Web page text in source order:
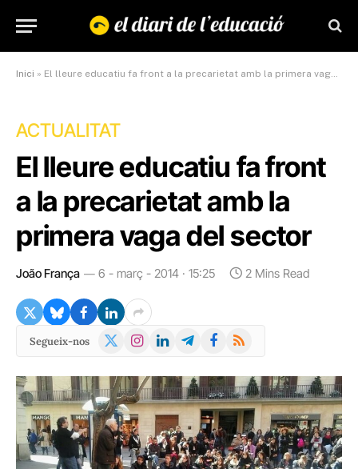
Inici » El lleure educatiu fa front a la precarietat amb la primera vaga del sector
ACTUALITAT
El lleure educatiu fa front
a la precarietat amb la
primera vaga del sector
João França 6 - març - 2014 · 15:25 2 Mins Read
Segueix-nos
X
Instagram
LinkedInTelegramFacebook
RSS